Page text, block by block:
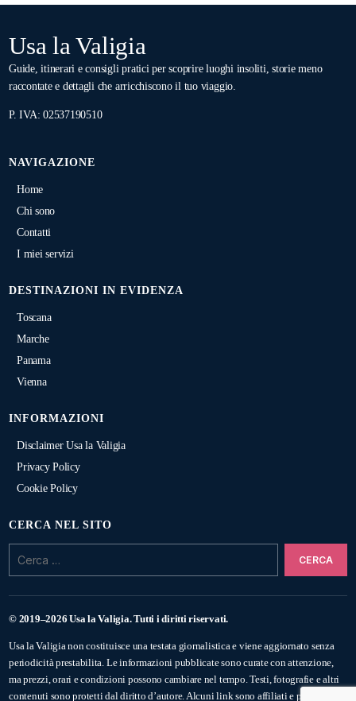
Usa la Valigia
Guide, itinerari e consigli pratici per scoprire luoghi insoliti, storie meno
raccontate e dettagli che arricchiscono il tuo viaggio.
P. IVA: 02537190510
NAVIGAZIONE
Home
Chi sono
Contatti
I miei servizi
DESTINAZIONI IN EVIDENZA
Toscana
Marche
Panama
Vienna
INFORMAZIONI
Disclaimer Usa la Valigia
Privacy Policy
Cookie Policy
CERCA NEL SITO
© 2019–2026 Usa la Valigia. Tutti i diritti riservati.
Usa la Valigia non costituisce una testata giornalistica e viene aggiornato senza
periodicità prestabilita. Le informazioni pubblicate sono curate con attenzione,
ma prezzi, orari e condizioni possono cambiare nel tempo. Testi, fotografie e altri
contenuti sono protetti dal diritto d’autore. Alcuni link sono affiliati e possono